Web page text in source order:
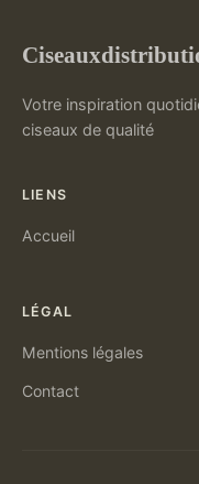
Votre inspiration
ciseaux de qualité
LIENS
Accueil
LÉGAL
Mentions légales
Contact